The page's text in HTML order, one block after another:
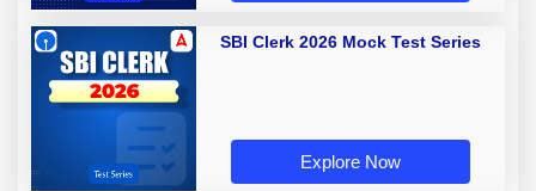
SBI Clerk 2026 Mock Test Series
Explore Now